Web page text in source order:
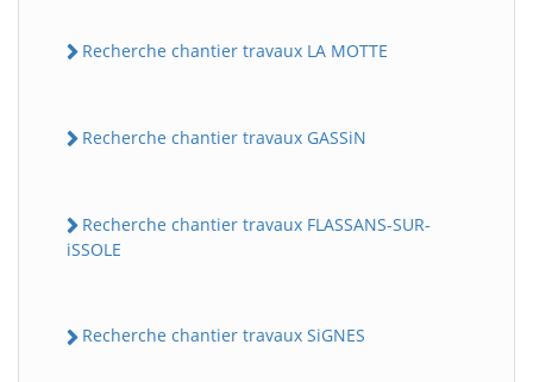
Recherche chantier travaux LA MOTTE
Recherche chantier travaux GASSiN
Recherche chantier travaux FLASSANS-SUR-
iSSOLE
Recherche chantier travaux SiGNES